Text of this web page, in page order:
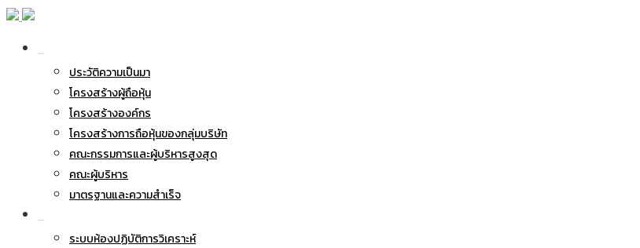
ประวัติความเป็นมา
โครงสร้างผู้ถือหุ้น
โครงสร้างองค์กร
โครงสร้างการถือหุ้นของกลุ่มบริษัท
คณะกรรมการและผู้บริหารสูงสุด
คณะผู้บริหาร
มาตรฐานและความสำเร็จ
ระบบห้องปฏิบัติการวิเคราะห์